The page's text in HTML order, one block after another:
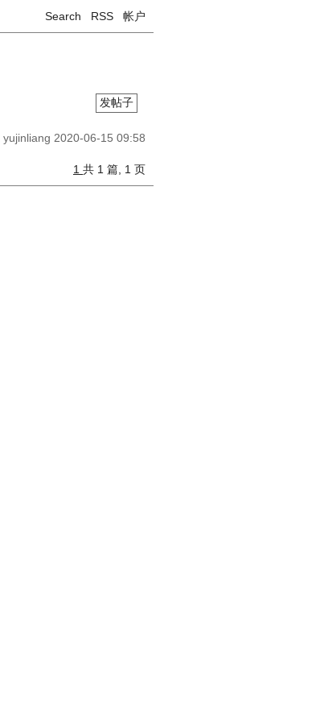
Search RSS 帐户
发帖子
yujinliang 2020-06-15 09:58
1 共 1 篇, 1 页